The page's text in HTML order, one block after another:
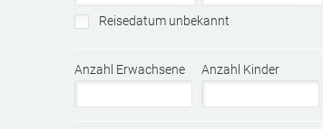
Reisedatum unbekannt
Anzahl Erwachsene Anzahl Kinder